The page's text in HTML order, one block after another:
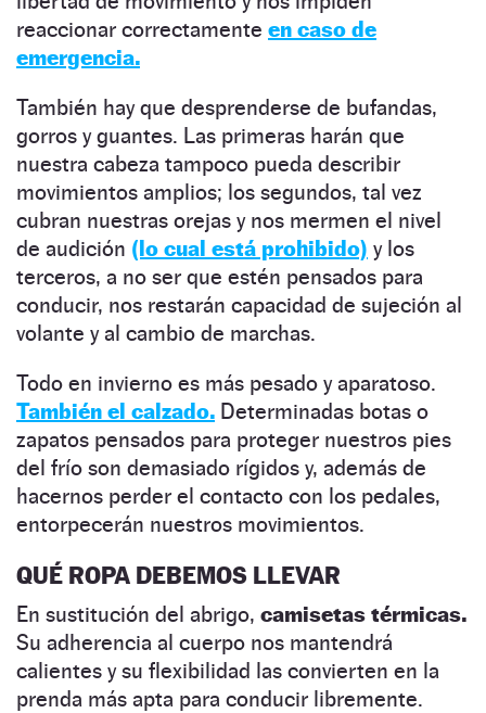
reaccionar correctamente en caso de
emergencia.
También hay que desprenderse de bufandas,
gorros y guantes. Las primeras harán que
nuestra cabeza tampoco pueda describir
movimientos amplios; los segundos, tal vez
cubran nuestras orejas y nos mermen el nivel
de audición (lo cual está prohibido) y los
terceros, a no ser que estén pensados para
conducir, nos restarán capacidad de sujeción al
volante y al cambio de marchas.
Todo en invierno es más pesado y aparatoso.
También el calzado. Determinadas botas o
zapatos pensados para proteger nuestros pies
del frío son demasiado rígidos y, además de
hacernos perder el contacto con los pedales,
entorpecerán nuestros movimientos.
QUÉ ROPA DEBEMOS LLEVAR
En sustitución del abrigo, camisetas térmicas.
Su adherencia al cuerpo nos mantendrá
calientes y su flexibilidad las convierten en la
prenda más apta para conducir libremente.